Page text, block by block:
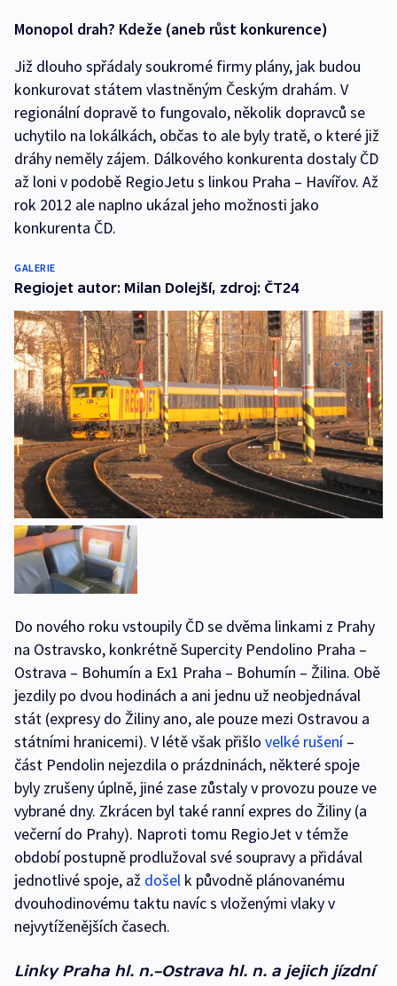
Monopol drah? Kdeže (aneb růst konkurence)
Již dlouho spřádaly soukromé firmy plány, jak budou
konkurovat státem vlastněným Českým drahám. V
regionální dopravě to fungovalo, několik dopravců se
uchytilo na lokálkách, občas to ale byly tratě, o které již
dráhy neměly zájem. Dálkového konkurenta dostaly ČD
až loni v podobě RegioJetu s linkou Praha – Havířov. Až
rok 2012 ale naplno ukázal jeho možnosti jako
konkurenta ČD.
GALERIE
Regiojet autor: Milan Dolejší, zdroj: ČT24
Do nového roku vstoupily ČD se dvěma linkami z Prahy
na Ostravsko, konkrétně Supercity Pendolino Praha –
Ostrava – Bohumín a Ex1 Praha – Bohumín – Žilina. Obě
jezdily po dvou hodinách a ani jednu už neobjednával
stát (expresy do Žiliny ano, ale pouze mezi Ostravou a
státními hranicemi). V létě však přišlo velké rušení–
část Pendolin nejezdila o prázdninách, některé spoje
byly zrušeny úplně, jiné zase zůstaly v provozu pouze ve
vybrané dny. Zkrácen byl také ranní expres do Žiliny (a
večerní do Prahy). Naproti tomu RegioJet v témže
období postupně prodlužoval své soupravy a přidával
jednotlivé spoje, až došel k původně plánovanému
dvouhodinovému taktu navíc s vloženými vlaky v
nejvytíženějších časech.
Linky Praha hl. n.–Ostrava hl. n. a jejich jízdní